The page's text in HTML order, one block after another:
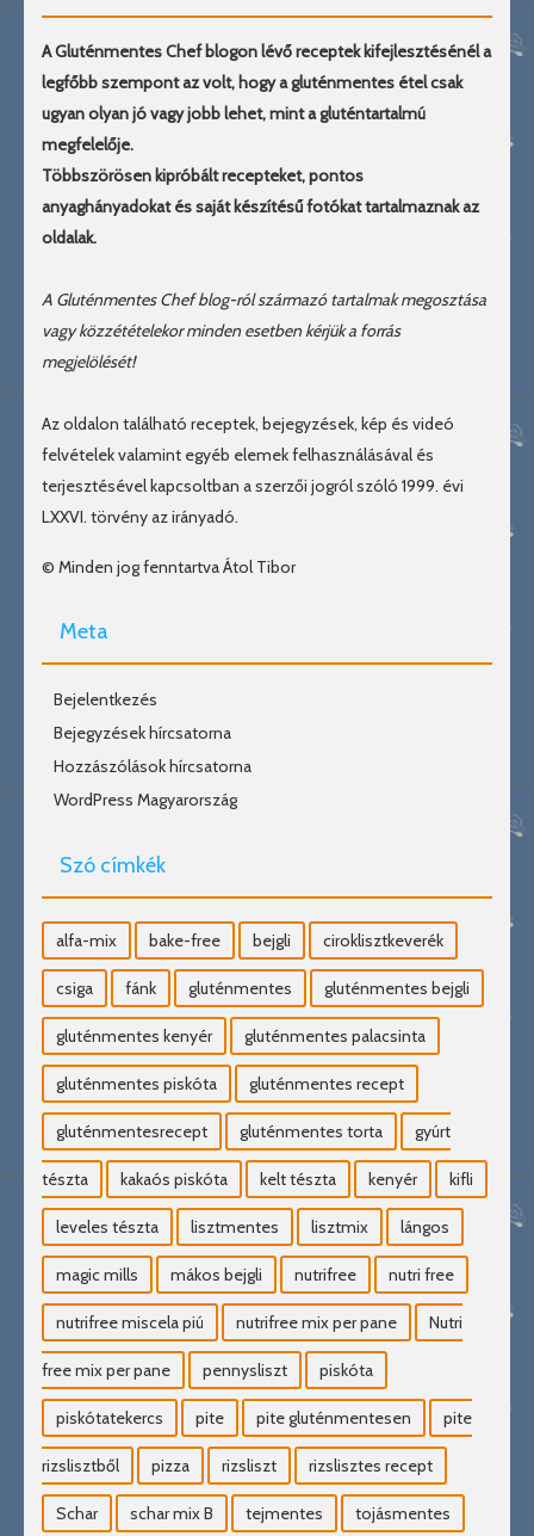
A Gluténmentes Chef blogon lévő receptek kifejlesztésénél a
legfőbb szempont az volt, hogy a gluténmentes étel csak
ugyan olyan jó vagy jobb lehet, mint a gluténtartalmú
megfelelője.
Többszörösen kipróbált recepteket, pontos
anyaghányadokat és saját készítésű fotókat tartalmaznak az
oldalak.
A Gluténmentes Chef blog-ról származó tartalmak megosztása
vagy közzétételekor minden esetben kérjük a forrás
megjelölését!
Az oldalon található receptek, bejegyzések, kép és videó
felvételek valamint egyéb elemek felhasználásával és
terjesztésével kapcsoltban a szerzői jogról szóló 1999. évi
LXXVI. törvény az irányadó.
© Minden jog fenntartva Átol Tibor
Meta
Bejelentkezés
Bejegyzések hírcsatorna
Hozzászólások hírcsatorna
WordPress Magyarország
Szó címkék
alfa-mix bake-free bejgli ciroklisztkeverék
csiga fánk gluténmentes gluténmentes bejgli
gluténmentes kenyér gluténmentes palacsinta
gluténmentes piskóta gluténmentes recept
gluténmentesrecept gluténmentes torta gyúrt
tészta kakaós piskóta kelt tészta kenyér kifli
leveles tészta lisztmentes lisztmix lángos
magic mills mákos bejgli nutrifree nutri free
nutrifree miscela piú nutrifree mix per pane Nutri
free mix per pane pennysliszt piskóta
piskótatekercs pite pite gluténmentesen pite
rizslisztből pizza rizsliszt rizslisztes recept
Schar schar mix B tejmentes tojásmentes